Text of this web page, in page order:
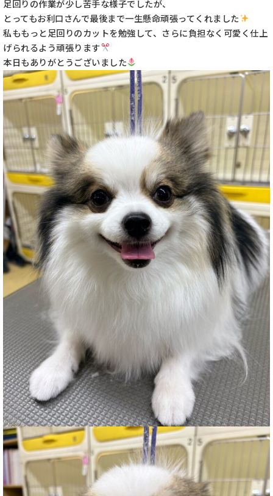
足回りの作業が少し苦手な様子でしたが、
とってもお利口さんで最後まで一生懸命頑張ってくれました
私ももっと足回りのカットを勉強して、さらに負担なく可愛く仕上
げられるよう頑張ります
本日もありがとうございました